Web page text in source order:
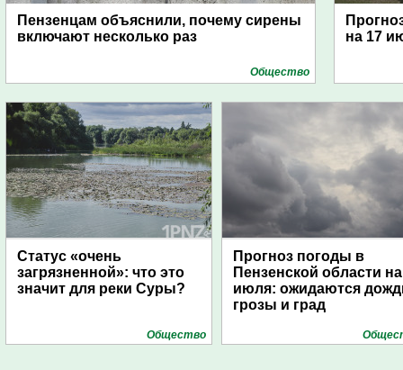
Пензенцам объяснили, почему сирены
включают несколько раз
Общество
на 17
Статус «очень
загрязненной»: что это
значит для реки Суры?
Общество
Прогноз погоды в
Пензенской области
июля: ожидаются
грозы и град